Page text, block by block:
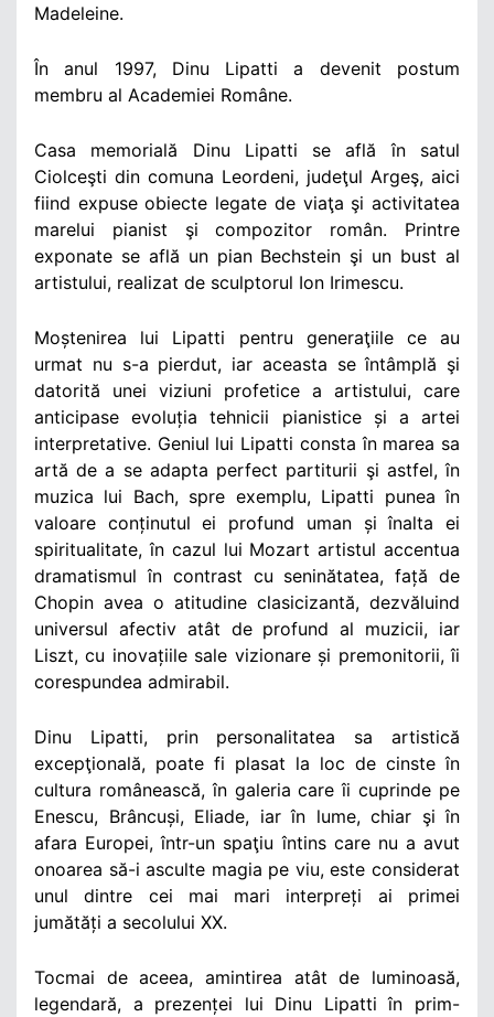
Madeleine.
În anul 1997, Dinu Lipatti a devenit postum
membru al Academiei Române.
Casa memorială Dinu Lipatti se află în satul
Ciolceşti din comuna Leordeni, judeţul Argeş, aici
fiind expuse obiecte legate de viaţa şi activitatea
marelui pianist şi compozitor român. Printre
exponate se află un pian Bechstein şi un bust al
artistului, realizat de sculptorul Ion Irimescu.
Moștenirea lui Lipatti pentru generaţiile ce au
urmat nu s-a pierdut, iar aceasta se întâmplă şi
datorită unei viziuni profetice a artistului, care
anticipase evoluția tehnicii pianistice și a artei
interpretative. Geniul lui Lipatti consta în marea sa
artă de a se adapta perfect partiturii şi astfel, în
muzica lui Bach, spre exemplu, Lipatti punea în
valoare conținutul ei profund uman și înalta ei
spiritualitate, în cazul lui Mozart artistul accentua
dramatismul în contrast cu seninătatea, față de
Chopin avea o atitudine clasicizantă, dezvăluind
universul afectiv atât de profund al muzicii, iar
Liszt, cu inovațiile sale vizionare și premonitorii, îi
corespundea admirabil.
Dinu Lipatti, prin personalitatea sa artistică
excepţională, poate fi plasat la loc de cinste în
cultura românească, în galeria care îi cuprinde pe
Enescu, Brâncuși, Eliade, iar în lume, chiar şi în
afara Europei, într-un spaţiu întins care nu a avut
onoarea să-i asculte magia pe viu, este considerat
unul dintre cei mai mari interpreți ai primei
jumătăți a secolului XX.
Tocmai de aceea, amintirea atât de luminoasă,
legendară, a prezenței lui Dinu Lipatti în prim-